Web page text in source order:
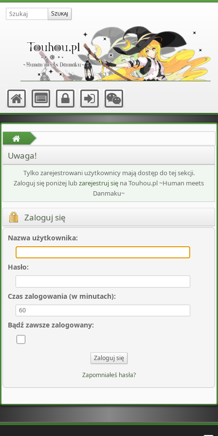
Uwaga!
Tylko zarejestrowani użytkownicy mają dostęp do tej sekcji.
Zaloguj się poniżej lubzarejestruj się na Touhou.pl ~Human meets
Danmaku~
Zaloguj się
Nazwa użytkownika:
Hasło:
Czas zalogowania (w minutach):
Bądź zawsze zalogowany:
Zapomniałeś hasła?